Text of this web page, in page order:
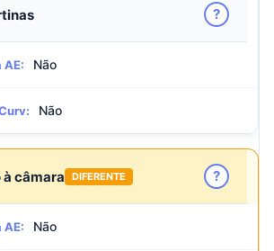
?
AE: Não
Não
câmara DIFERENTE ?
AE: Não